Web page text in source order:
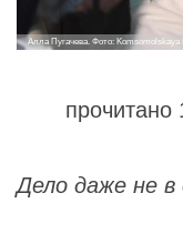
Алла Пугачева. Фото: Komsomolskaya
прочитано
Дело даже не в